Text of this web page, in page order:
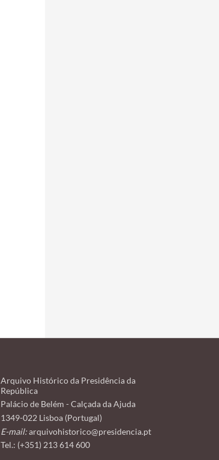
Arquivo Histórico da Presidência da
República
Palácio de Belém - Calçada da Ajuda
1349-022 Lisboa (Portugal)
E-mail: arquivohistorico@presidencia.pt
Tel.: (+351) 213 614 600